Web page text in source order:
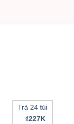
Trà 24 túi
₫227K